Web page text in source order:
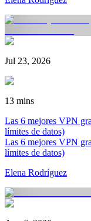
Jul 23, 2026
13 mins
Las 6 mejores VPN
límites de datos)
Las 6 mejores VPN
límites de datos)
Elena Rodríguez